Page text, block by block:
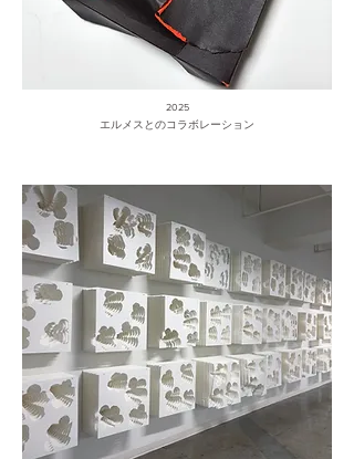
2025
エルメスとのコラボレーション